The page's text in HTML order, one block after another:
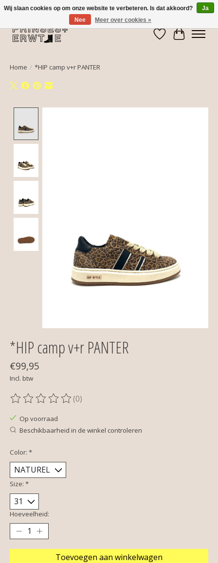
Verlanglijst
Home / *HIP camp v+r PANTER
*HIP camp v+r PANTER
€99,95
Incl. btw
De beoordeling van dit product is
(0)
Op voorraad
Beschikbaarheid in de winkel controleren
Color: *
Size: *
Hoeveelheid:
Toevoegen aan winkelwagen
Wij slaan cookies op om onze website te verbeteren. Is dat akkoord?
Ja
Nee
Meer over cookies »